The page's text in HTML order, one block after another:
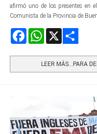
afirmó uno de los presentes en
Comunista de la Provincia de
FacebookWhatsApp
LEER MÁS…PARA